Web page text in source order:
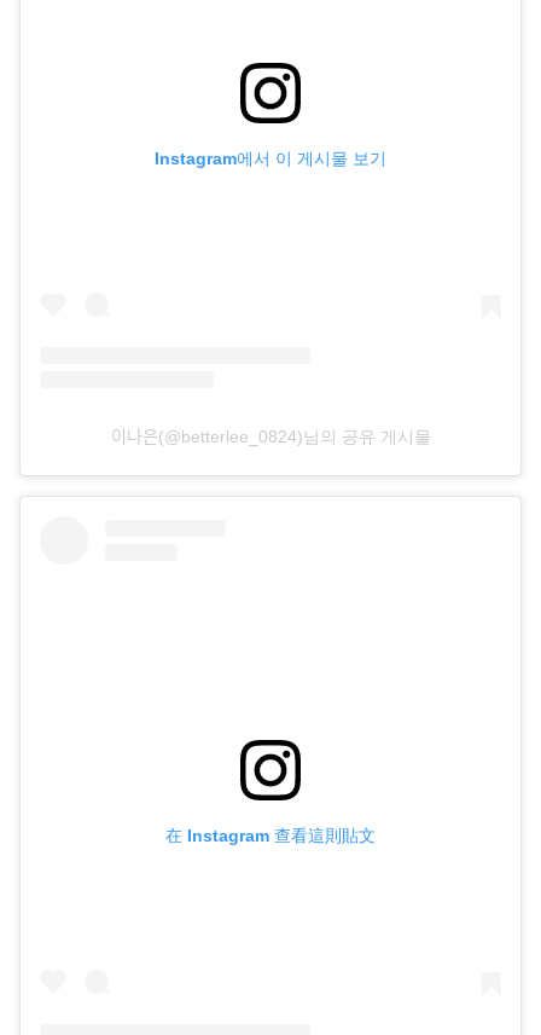
Instagram에서 이 게시물 보기
이나은(@betterlee_0824)님의 공유 게시물
在 Instagram 查看這則貼文